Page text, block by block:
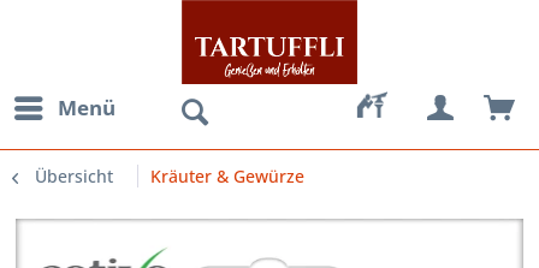
Menü
Übersicht Kräuter & Gewürze